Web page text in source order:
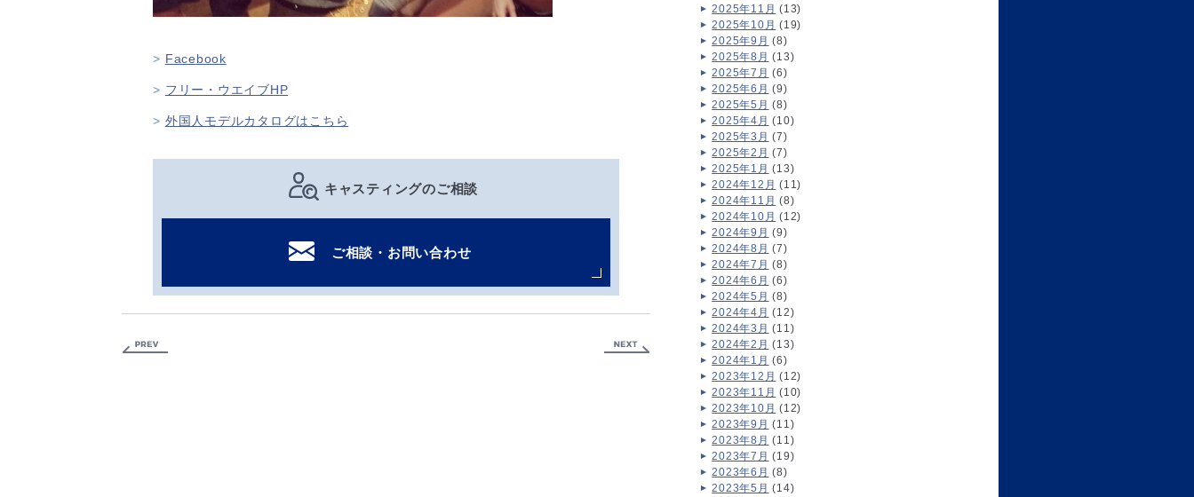
Facebook
フリー・ウエイブHP
外国人モデルカタログはこちら
キャスティングのご相談
ご相談・お問い合わせ
2025年11月 (13)
2025年10月 (19)
2025年9月 (8)
2025年8月 (13)
2025年7月 (6)
2025年6月 (9)
2025年5月 (8)
2025年4月 (10)
2025年3月 (7)
2025年2月 (7)
2025年1月 (13)
2024年12月 (11)
2024年11月 (8)
2024年10月 (12)
2024年9月 (9)
2024年8月 (7)
2024年7月 (8)
2024年6月 (6)
2024年5月 (8)
2024年4月 (12)
2024年3月 (11)
2024年2月 (13)
2024年1月 (6)
2023年12月 (12)
2023年11月 (10)
2023年10月 (12)
2023年9月 (11)
2023年8月 (11)
2023年7月 (19)
2023年6月 (8)
2023年5月 (14)